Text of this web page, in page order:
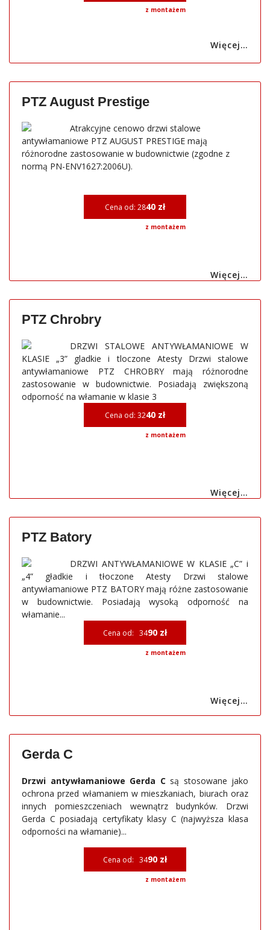
z montażem
Więcej…
PTZ August Prestige
Atrakcyjne cenowo drzwi stalowe
antywłamaniowe PTZ AUGUST PRESTIGE mają
różnorodne zastosowanie w budownictwie (zgodne z
normą PN-ENV1627:2006U).
Cena od: 2840 zł
z montażem
Więcej…
PTZ Chrobry
DRZWI STALOWE ANTYWŁAMANIOWE W
KLASIE „3” gladkie i tloczone Atesty Drzwi stalowe
antywłamaniowe PTZ CHROBRY mają różnorodne
zastosowanie w budownictwie. Posiadają zwiększoną
odporność na włamanie w klasie 3
Cena od: 3240 zł
z montażem
Więcej…
PTZ Batory
DRZWI ANTYWŁAMANIOWE W KLASIE „C” i
„4” gładkie i tłoczone Atesty Drzwi stalowe
antywłamaniowe PTZ BATORY mają różne zastosowanie
w budownictwie. Posiadają wysoką odporność na
włamanie...
Cena od: 3490 zł
z montażem
Więcej…
Gerda C
Drzwi antywłamaniowe Gerda Csą stosowane jako
ochrona przed włamaniem w mieszkaniach, biurach oraz
innych pomieszczeniach wewnątrz budynków. Drzwi
Gerda C posiadają certyfikaty klasy C (najwyższa klasa
odporności na włamanie)...
Cena od: 3490 zł
z montażem